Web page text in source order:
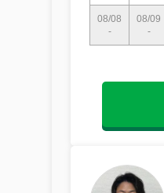
08/08
-
08/09
-